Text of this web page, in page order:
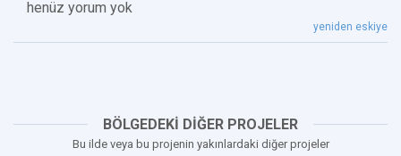
henüz yorum yok
yeniden eskiye
BÖLGEDEKİ DİĞER PROJELER
Bu ilde veya bu projenin yakınlardaki diğer projeler